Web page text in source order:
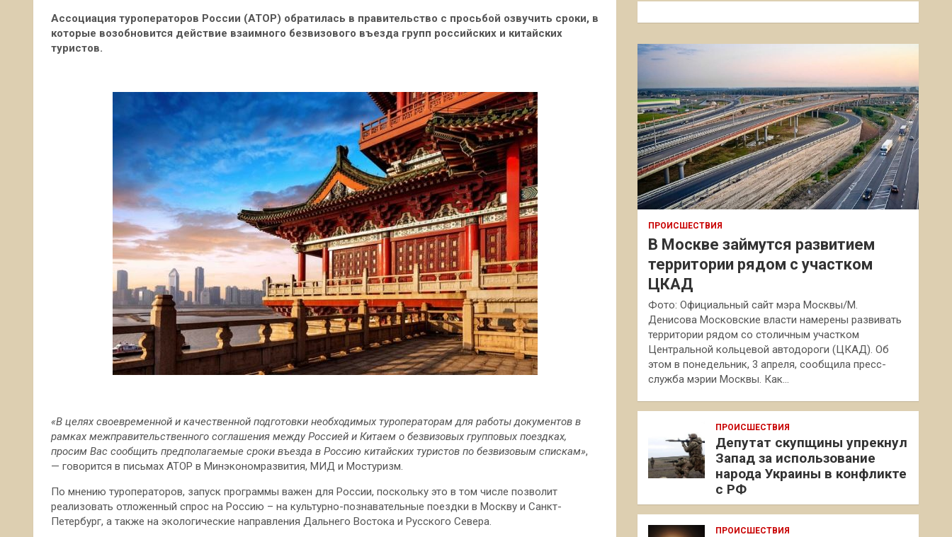
Ассоциация туроператоров России (АТОР) обратилась в правительство с просьбой озвучить сроки, в
которые возобновится действие взаимного безвизового въезда групп российских и китайских
туристов.
«В целях своевременной и качественной подготовки необходимых туроператорам для работы документов в
рамках межправительственного соглашения между Россией и Китаем о безвизовых групповых поездках,
просим Вас сообщить предполагаемые сроки въезда в Россию китайских туристов по безвизовым спискам»,
— говорится в письмах АТОР в Минэкономразвития, МИД и Мостуризм.
По мнению туроператоров, запуск программы важен для России, поскольку это в том числе позволит
реализовать отложенный спрос на Россию – на культурно-познавательные поездки в Москву и Санкт-
Петербург, а также на экологические направления Дальнего Востока и Русского Севера.
к
ПРОИСШЕСТВИЯ
В Москве займутся развитием
территории рядом с участком
ЦКАД
Фото: Официальный сайт мэра Москвы/М.
Денисова Московские власти намерены развивать
территории рядом со столичным участком
Центральной кольцевой автодороги (ЦКАД). Об
этом в понедельник, 3 апреля, сообщила пресс-
служба мэрии Москвы. Как…
ПРОИСШЕСТВИЯ
Депутат скупщины упрекнул
Запад за использование
народа Украины в конфликте
с РФ
ПРОИСШЕСТВИЯ